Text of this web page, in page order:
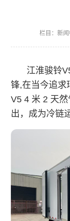
栏目： 新
江淮骏铃
锋,在当今追求
V5 4 米 2 天
出，成为冷链